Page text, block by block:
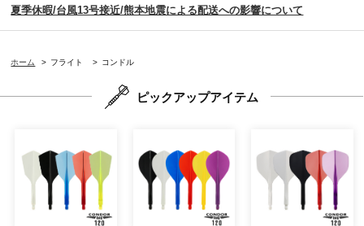
夏季休暇/台風13号接近/熊本地震による配送への影響について
ホーム > フライト > コンドル
ピックアップアイテム